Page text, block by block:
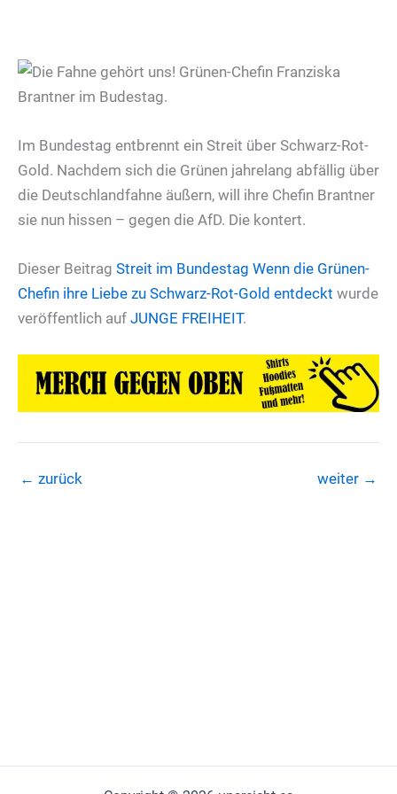
Im Bundestag entbrennt ein Streit über Schwarz-Rot-
Gold. Nachdem sich die Grünen jahrelang abfällig über
die Deutschlandfahne äußern, will ihre Chefin Brantner
sie nun hissen – gegen die AfD. Die kontert.
Dieser Beitrag Streit im Bundestag Wenn die Grünen-
Chefin ihre Liebe zu Schwarz-Rot-Gold entdeckt wurde
veröffentlich auf JUNGE FREIHEIT.
← zurück weiter →